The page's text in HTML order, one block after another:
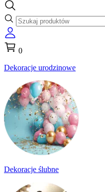
0
Dekoracje urodzinowe
Dekoracje ślubne